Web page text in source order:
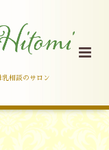
相談のサロン